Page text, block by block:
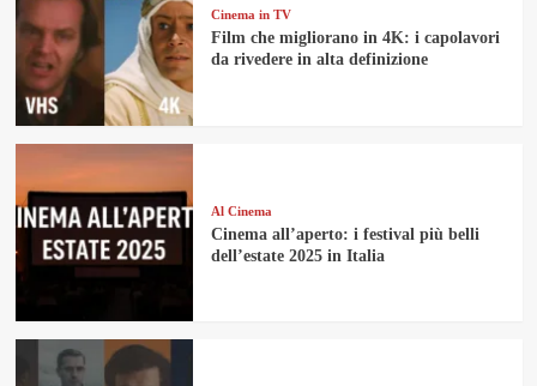
Cinema in TV
Film che migliorano in 4K: i capolavori
da rivedere in alta definizione
Al Cinema
Cinema all’aperto: i festival più belli
dell’estate 2025 in Italia